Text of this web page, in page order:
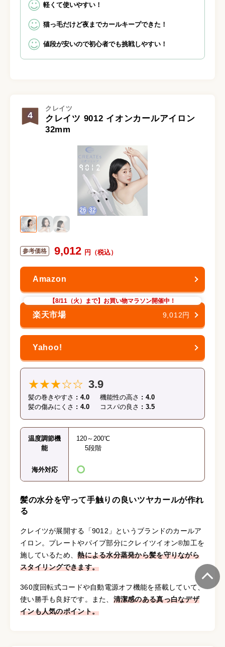
軽くて使いやすい！
猫っ毛だけど夜までカールキープできた！
値段が安いので初心者でも挑戦しやすい！
4
クレイツ
クレイツ 9012 イオンカールアイロン
32mm
9,012
【8/11（火）まで】お買い物マラソン開催中！
9,012円
★★★☆☆ 3.9
髪の巻きやすさ 4.0 機能性の高さ
4.0
髪の傷みにくさ
4.0 コスパの良さ 3.5
温度調節機
能
120～200℃
5段階
海外対応
髪の水分を守って手触りの良いツヤカールが作れ
る
クレイツが展開する「9012」というブランドのカールア
イロン。プレートやパイプ部分にクレイツイオン®加工を
施しているため、熱による水分蒸発から髪を守りながら
スタイリングできます。
360度回転式コードや自動電源オフ機能を搭載していて、
使い勝手も良好です。また、 清潔感のある真っ白なデザ
インも人気のポイント。